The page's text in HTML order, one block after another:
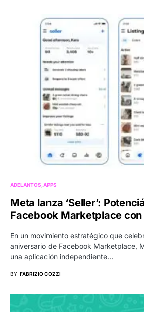
ADELANTOS APPS
Meta lanza ‘Seller’:
Facebook Marketplace con
En un movimiento estratégico que
aniversario de Facebook Marketplace,
una aplicación independiente…
BY FABRIZIO COZZI